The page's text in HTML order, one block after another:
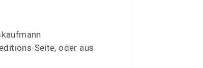
Seite, oder aus